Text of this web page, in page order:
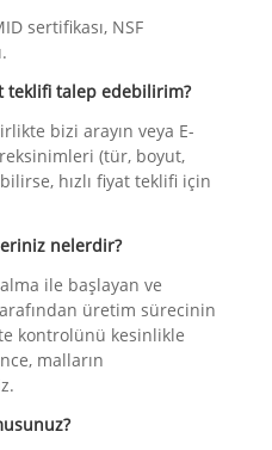
sertifikası, NSF
teklifi talep edebilirim?
bizi arayın veya E-
(tür, boyut,
hızlı fiyat teklifi için
nelerdir?
ile başlayan ve
üretim sürecinin
kontrolünü kesinlikle
malların